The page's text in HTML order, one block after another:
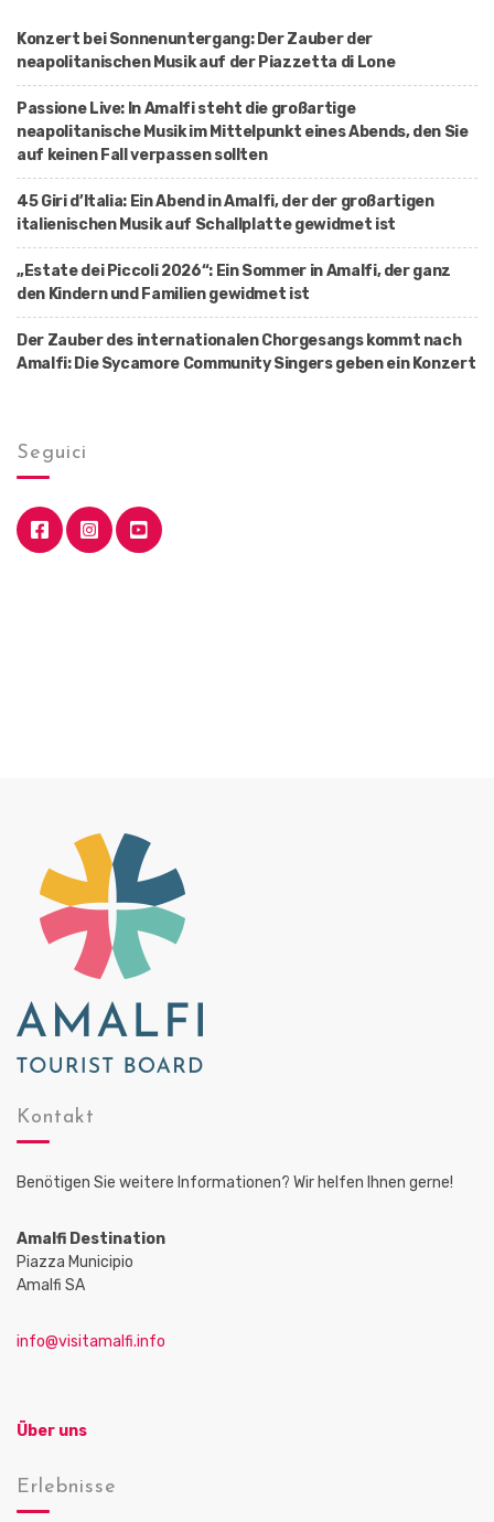
Konzert bei Sonnenuntergang: Der Zauber der
neapolitanischen Musik auf der Piazzetta di Lone
Passione Live: In Amalfi steht die großartige
neapolitanische Musik im Mittelpunkt eines Abends, den Sie
auf keinen Fall verpassen sollten
45 Giri d’Italia: Ein Abend in Amalfi, der der großartigen
italienischen Musik auf Schallplatte gewidmet ist
„Estate dei Piccoli 2026“: Ein Sommer in Amalfi, der ganz
den Kindern und Familien gewidmet ist
Der Zauber des internationalen Chorgesangs kommt nach
Amalfi: Die Sycamore Community Singers geben ein Konzert
Seguici
Kontakt
Benötigen Sie weitere Informationen? Wir helfen Ihnen gerne!
Amalfi Destination
Piazza Municipio
Amalfi SA
info@visitamalfi.info
Über uns
Erlebnisse